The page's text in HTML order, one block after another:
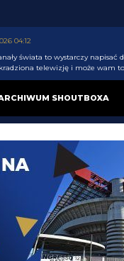
04:12
świata to wystarczy napisać
telewizję i może wam
psychike
taką tv wszystkie kanaly
nie znajdziemy
SHOUTBOXA